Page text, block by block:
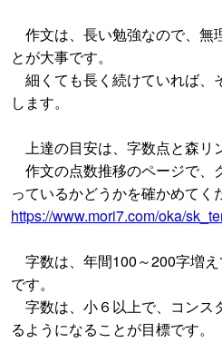
作文は、長い勉強なので、無
とが大事です。
細くても長く続けていれば、
します。
上達の目安は、字数点と森リ
作文の点数推移のページで、
っているかどうかを確かめてく
https://www.mori7.com/oka/
字数は、年間100～200字増
です。
字数は、小６以上で、コンス
るようになることが目標です。